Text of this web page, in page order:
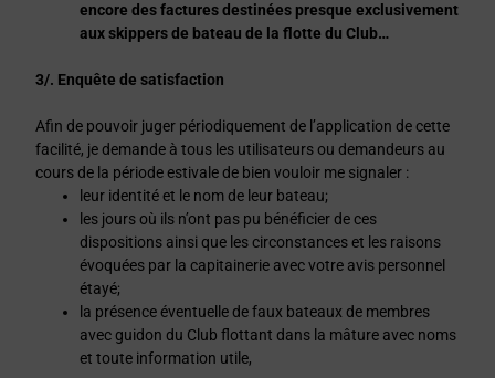
encore des factures destinées presque exclusivement
aux skippers de bateau de la flotte du Club…
3/. Enquête de satisfaction
Afin de pouvoir juger périodiquement de l’application de cette
facilité, je demande à tous les utilisateurs ou demandeurs au
cours de la période estivale de bien vouloir me signaler :
leur identité et le nom de leur bateau;
les jours où ils n’ont pas pu bénéficier de ces
dispositions ainsi que les circonstances et les raisons
évoquées par la capitainerie avec votre avis personnel
étayé;
la présence éventuelle de faux bateaux de membres
avec guidon du Club flottant dans la mâture avec noms
et toute information utile,